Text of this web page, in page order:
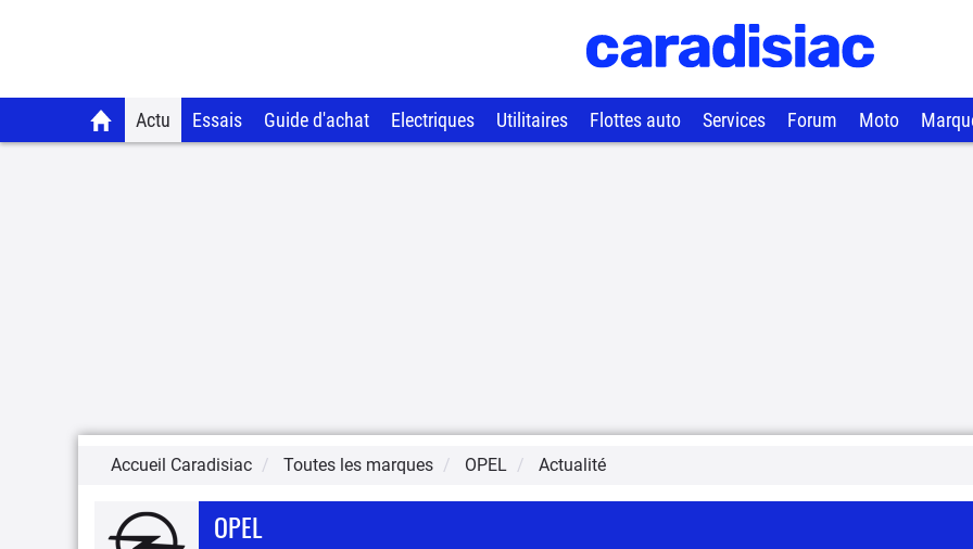
Actu Essais Guide d'achat Electriques Utilitaires Flottes auto Services Forum Moto
Accueil Caradisiac Toutes les marques OPEL Actualité
OPEL